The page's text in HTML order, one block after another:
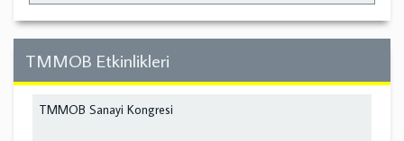
TMMOB Etkinlikleri
TMMOB Sanayi Kongresi